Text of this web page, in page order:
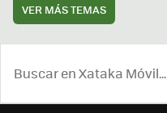
VER MÁS TEMAS